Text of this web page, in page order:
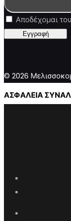
Αποδέχομαι
© 2026
ΑΣΦΑΛΕΙΑ